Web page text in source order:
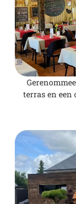
terras en een